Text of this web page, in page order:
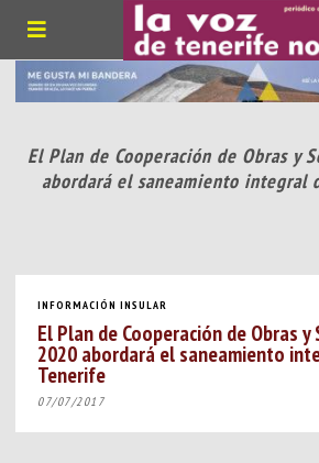
El Plan de Cooperación de Obras y
abordará el saneamiento integral
INFORMACIÓN INSULAR
El Plan de Cooperación de Obras y
2020 abordará el saneamiento
Tenerife
07/07/2017